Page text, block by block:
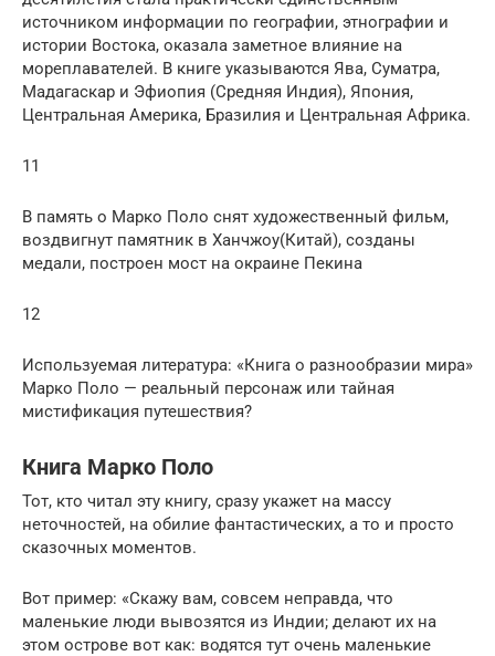
источником информации по географии, этнографии и
истории Востока, оказала заметное влияние на
мореплавателей. В книге указываются Ява, Суматра,
Мадагаскар и Эфиопия (Средняя Индия), Япония,
Центральная Америка, Бразилия и Центральная Африка.
11
В память о Марко Поло снят художественный фильм,
воздвигнут памятник в Ханчжоу(Китай), созданы
медали, построен мост на окраине Пекина
12
Используемая литература: «Книга о разнообразии мира»
Марко Поло — реальный персонаж или тайная
мистификация путешествия?
Книга Марко Поло
Тот, кто читал эту книгу, сразу укажет на массу
неточностей, на обилие фантастических, а то и просто
сказочных моментов.
Вот пример: «Скажу вам, совсем неправда, что
маленькие люди вывозятся из Индии; делают их на
этом острове вот как: водятся тут очень маленькие